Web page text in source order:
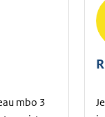
mbo 3